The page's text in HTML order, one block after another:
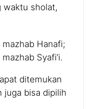
waktu sholat,
Hanafi;
Syafi’i.
ditemukan
juga bisa dipilih